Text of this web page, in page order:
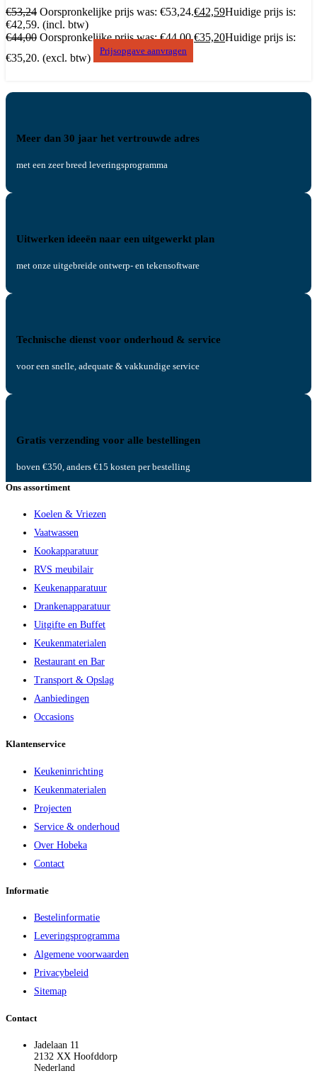
€53,24 Oorspronkelijke prijs was: €53,24.€42,59Huidige prijs is:
€42,59. (incl. btw)
€44,00 Oorspronkelijke prijs was: €44,00.€35,20Huidige prijs is:
€35,20. (excl. btw)
Prijsopgave aanvragen
Meer dan 30 jaar het vertrouwde adres
met een zeer breed leveringsprogramma
Uitwerken ideeën naar een uitgewerkt plan
met onze uitgebreide ontwerp- en tekensoftware
Technische dienst voor onderhoud & service
voor een snelle, adequate & vakkundige service
Gratis verzending voor alle bestellingen
boven €350, anders €15 kosten per bestelling
Ons assortiment
Koelen & Vriezen
Vaatwassen
Kookapparatuur
RVS meubilair
Keukenapparatuur
Drankenapparatuur
Uitgifte en Buffet
Keukenmaterialen
Restaurant en Bar
Transport & Opslag
Aanbiedingen
Occasions
Klantenservice
Keukeninrichting
Keukenmaterialen
Projecten
Service & onderhoud
Over Hobeka
Contact
Informatie
Bestelinformatie
Leveringsprogramma
Algemene voorwaarden
Privacybeleid
Sitemap
Contact
Jadelaan 11
2132 XX Hoofddorp
Nederland